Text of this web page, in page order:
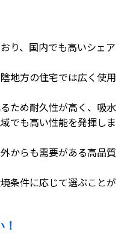
り、国内でも高いシェア
地方の住宅では広く使用
ため耐久性が高く、吸水
でも高い性能を発揮しま
からも需要がある高品質
条件に応じて選ぶことが